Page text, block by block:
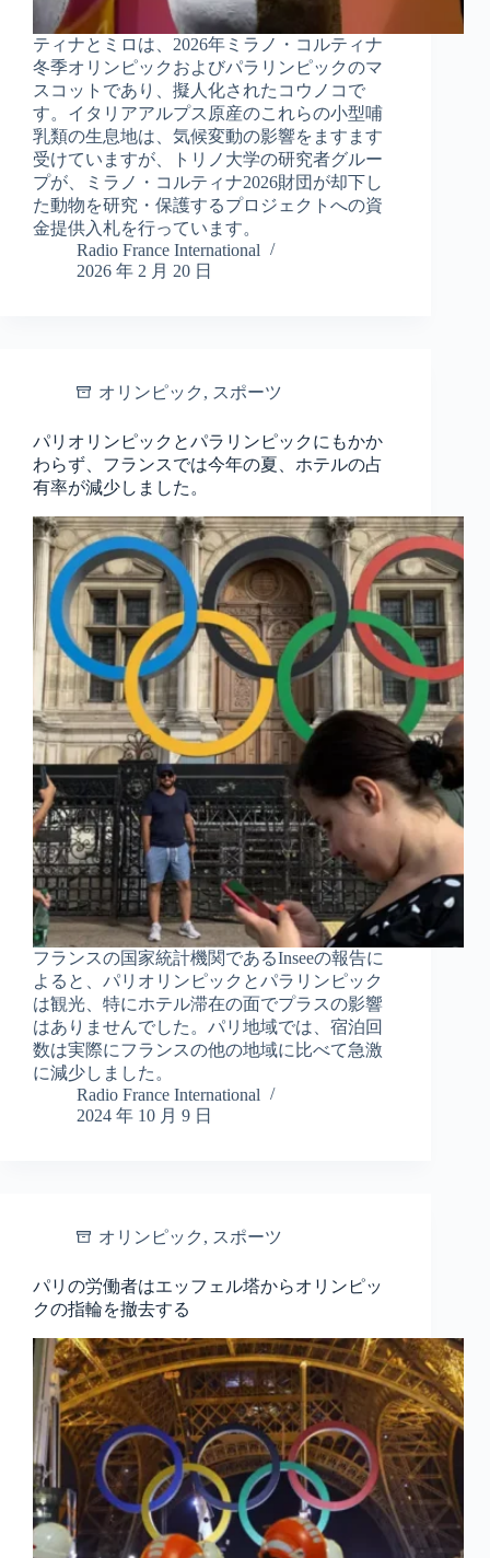
ティナとミロは、2026年ミラノ・コルティナ
冬季オリンピックおよびパラリンピックのマ
スコットであり、擬人化されたコウノコで
す。イタリアアルプス原産のこれらの小型哺
乳類の生息地は、気候変動の影響をますます
受けていますが、トリノ大学の研究者グルー
プが、ミラノ・コルティナ2026財団が却下し
た動物を研究・保護するプロジェクトへの資
金提供入札を行っています。
Radio France International
2026 年 2 月 20 日
オリンピック , スポーツ
パリオリンピックとパラリンピックにもかか
わらず、フランスでは今年の夏、ホテルの占
有率が減少しました。
フランスの国家統計機関であるInseeの報告に
よると、パリオリンピックとパラリンピック
は観光、特にホテル滞在の面でプラスの影響
はありませんでした。パリ地域では、宿泊回
数は実際にフランスの他の地域に比べて急激
に減少しました。
Radio France International
2024 年 10 月 9 日
オリンピック , スポーツ
パリの労働者はエッフェル塔からオリンピッ
クの指輪を撤去する